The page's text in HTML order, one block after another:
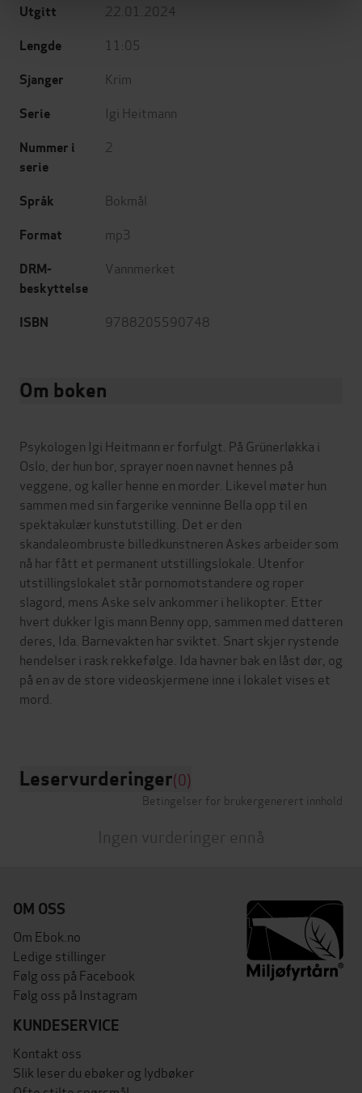
Utgitt 22.01.2024
Lengde 11:05
Sjanger Krim
Serie Igi Heitmann
Nummer i
serie
2
Språk Bokmål
Format mp3
DRM-
beskyttelse
Vannmerket
ISBN 9788205590748
Om boken
Psykologen Igi Heitmann er forfulgt. På Grünerløkka i
Oslo, der hun bor, sprayer noen navnet hennes på
veggene, og kaller henne en morder. Likevel møter hun
sammen med sin fargerike venninne Bella opp til en
spektakulær kunstutstilling. Det er den
skandaleombruste billedkunstneren Askes arbeider som
nå har fått et permanent utstillingslokale. Utenfor
utstillingslokalet står pornomotstandere og roper
slagord, mens Aske selv ankommer i helikopter. Etter
hvert dukker Igis mann Benny opp, sammen med datteren
deres, Ida. Barnevakten har sviktet. Snart skjer rystende
hendelser i rask rekkefølge. Ida havner bak en låst dør, og
på en av de store videoskjermene inne i lokalet vises et
mord.
Leservurderinger(0)
Betingelser for brukergenerert innhold
Ingen vurderinger ennå
OM OSS
Om Ebok.no
Ledige stillinger
Følg oss på Facebook
Følg oss på Instagram
KUNDESERVICE
Kontakt oss
Slik leser du ebøker og lydbøker